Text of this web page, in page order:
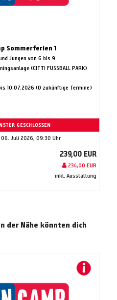
Sommerferien 1
Jungen von 6 bis 9
(CITTI FUSSBALL PARK)
10.07.2026 (0 zukünftige Termine)
GESCHLOSSEN
Juli 2026, 09:30 Uhr
239,00 EUR
234,00 EUR
inkl. Ausstattung
der Nähe könnten dich